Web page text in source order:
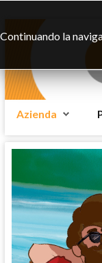
Azienda
Continuando la